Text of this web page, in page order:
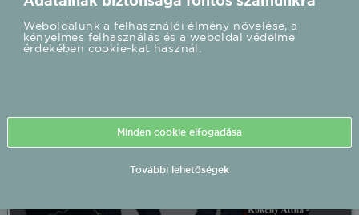
Nagykanizsa
Weboldalunk a felhasználói élmény növelése, a
kényelmes felhasználás és a weboldal védelme
érdekében cookie-kat használ.
Minden cookie elfogadása
További lehetőségek